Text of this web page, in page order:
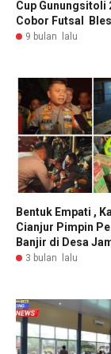
Cup Gunungsitoli
Cobor Futsal
9 bulan lalu
Bentuk Empati ,
Cianjur Pimpin
Banjir di Desa
3 bulan lalu